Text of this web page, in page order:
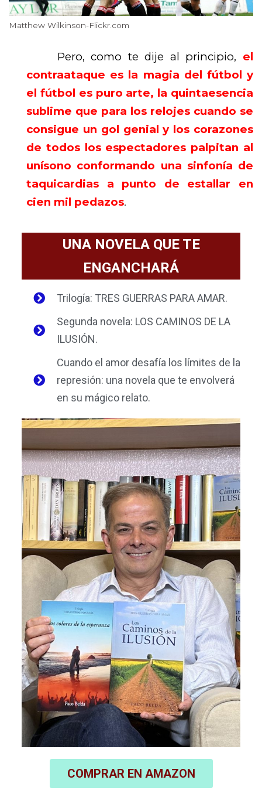
Matthew Wilkinson-Flickr.com
Pero, como te dije al principio, el
contraataque es la magia del fútbol y
el fútbol es puro arte, la quintaesencia
sublime que para los relojes cuando se
consigue un gol genial y los corazones
de todos los espectadores palpitan al
unísono conformando una sinfonía de
taquicardias a punto de estallar en
cien mil pedazos.
UNA NOVELA QUE TE
ENGANCHARÁ
Trilogía: TRES GUERRAS PARA AMAR.
Segunda novela: LOS CAMINOS DE LA
ILUSIÓN.
Cuando el amor desafía los límites de la
represión: una novela que te envolverá
en su mágico relato.
COMPRAR EN AMAZON